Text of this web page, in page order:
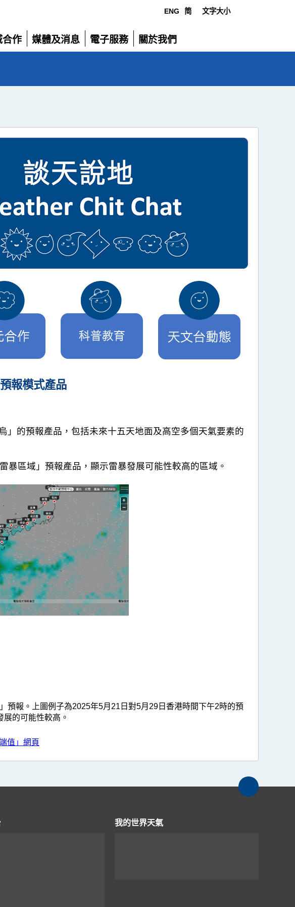
ENG 简 文字大小
合作
媒體及消息
展
電子服務
展
關於我們
展
報模式產品
」的預報產品，包括未來十五天地面及高空多個天氣要素的
暴區域」預報產品，顯示雷暴發展可能性較高的區域。
預報。上圖例子為2025年5月21日對5月29日香港時間下午2時的預
的可能性較高。
值」網頁
我的世界天氣